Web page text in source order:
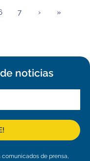
7 › »
noticias
de prensa,